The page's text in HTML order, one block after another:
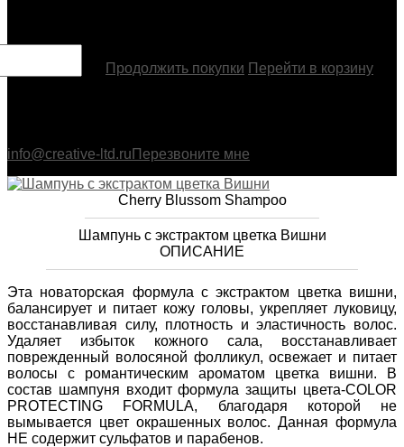
Продолжить покупки Перейти в корзину
info@creative-ltd.ru Перезвоните мне
Cherry Blussom Shampoo
Шампунь с экстрактом цветка Вишни
ОПИСАНИЕ
Эта новаторская формула с экстрактом цветка вишни,
балансирует и питает кожу головы, укрепляет луковицу,
восстанавливая силу, плотность и эластичность волос.
Удаляет избыток кожного сала, восстанавливает
поврежденный волосяной фолликул, освежает и питает
волосы с романтическим ароматом цветка вишни. В
состав шампуня входит формула защиты цвета-COLOR
PROTECTING FORMULA, благодаря которой не
вымывается цвет окрашенных волос. Данная формула
НЕ содержит сульфатов и парабенов.